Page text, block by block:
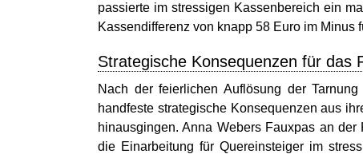
passierte im stressigen Kassenbereich ein
Kassendifferenz von knapp 58 Euro im Minus
Strategische Konsequenzen für das
Nach der feierlichen Auflösung der
handfeste strategische Konsequenzen aus
hinausgingen. Anna Webers Fauxpas an
die Einarbeitung für Quereinsteiger im